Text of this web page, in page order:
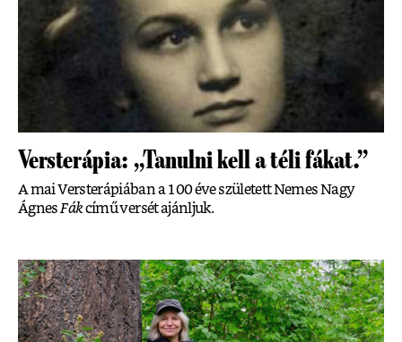
Versterápia: „Tanulni kell a téli fákat.”
A mai Versterápiában a 100 éve született Nemes Nagy
Ágnes Fákcímű versét ajánljuk.